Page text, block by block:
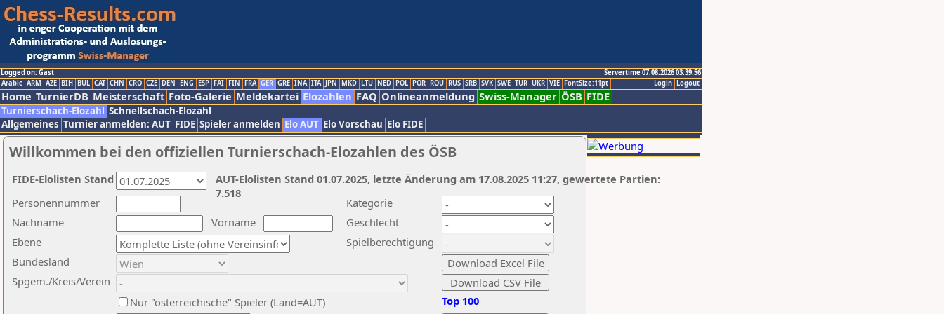
Logged on: Gast
Servertime 07.08.2026 03:39:56
Logout
Login
Arabic ARM AZE BIH BUL CAT CHN CRO CZE DEN ENG ESP FAI FIN FRA GER GRE INA ITA JPN MKD LTU NED POL POR ROU RUS SRB SVK SWE TUR UKR VIE FontSize:11pt
Home TurnierDB Meisterschaft Foto-Galerie Meldekartei Elozahlen FAQ Onlineanmeldung Swiss-Manager ÖSB FIDE
Turnierschach-Elozahl Schnellschach-Elozahl
Allgemeines Turnier anmelden: AUT FIDE Spieler anmelden Elo AUT Elo Vorschau Elo FIDE
Willkommen bei den offiziellen Turnierschach-Elozahlen des ÖSB
Nachname
Vorname
Ebene
Kategorie
Personennummer
Bundesland
Spgem./Kreis/Verein
Geschlecht
Nur "österreichische" Spieler (Land=AUT)
Spielberechtigung
Top 100
AUT-Elolisten Stand 01.07.2025, letzte Änderung am 17.08.2025 11:27, gewertete Partien:
7.518
FIDE-Elolisten Stand